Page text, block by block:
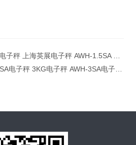
上海英展电子秤 AWH-1.5SA 精度0.1g桌秤
子秤 3KG电子秤 AWH-3SA电子称 可外接电脑